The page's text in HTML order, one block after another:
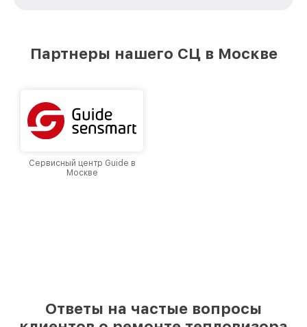
лучшим сервисным центром Fortuna в городе
Партнеры нашего СЦ в Москве
Сервисный центр Guide в
Москве
Ответы на частые вопросы